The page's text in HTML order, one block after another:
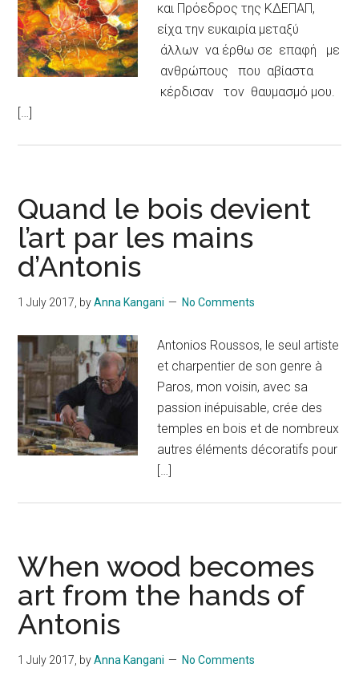
και Πρόεδρος της ΚΔΕΠΑΠ,
είχα την ευκαιρία μεταξύ
άλλων να έρθω σε επαφή με
ανθρώπους που αβίαστα
κέρδισαν τον θαυμασμό μου.
[…]
Quand le bois devient
l’art par les mains
d’Antonis
1 July 2017, byAnna Kangani No Comments
Antonios Roussos, le seul artiste
et charpentier de son genre à
Paros, mon voisin, avec sa
passion inépuisable, crée des
temples en bois et de nombreux
autres éléments décoratifs pour
[…]
When wood becomes
art from the hands of
Antonis
1 July 2017, byAnna Kangani No Comments